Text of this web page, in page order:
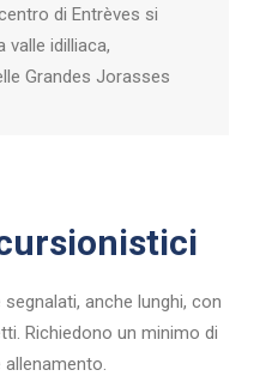
di Entrèves si
valle idilliaca,
Grandes Jorasses
anche lunghi, con
Richiedono un minimo di